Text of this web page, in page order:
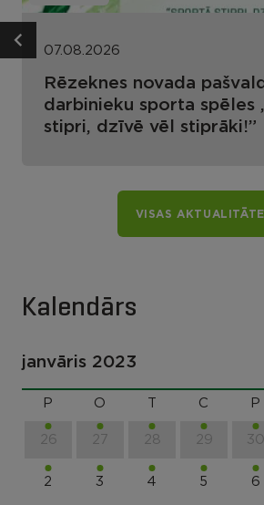
07.08.2026
Rēzeknes novada
darbinieku sporta spēles
stipri, dzīvē vēl stiprāki!”
VISAS
Kalendārs
janvāris 2023
P O C P
26 27 28 29 30
2 3 4 5 6